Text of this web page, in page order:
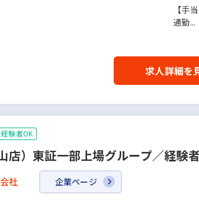
【手当
通勤...
求人詳細を
験者OK
店）東証一部上場グループ／経
社 企業ページ